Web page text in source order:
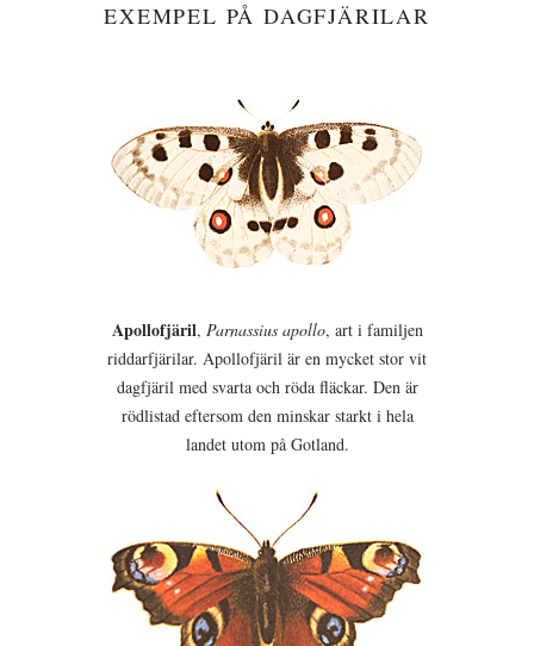
EXEMPEL PÅ DAGFJÄRILAR
Apollofjäril, Parnassius apollo, art i familjen
riddarfjärilar. Apollofjäril är en mycket stor vit
dagfjäril med svarta och röda fläckar. Den är
rödlistad eftersom den minskar starkt i hela
landet utom på Gotland.